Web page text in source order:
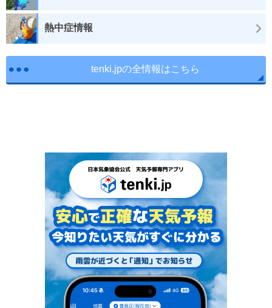
熱中症情報
tenki.jpの全情報はこちら